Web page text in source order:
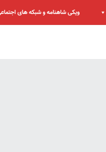
ویکی شاهنامه و شبکه های